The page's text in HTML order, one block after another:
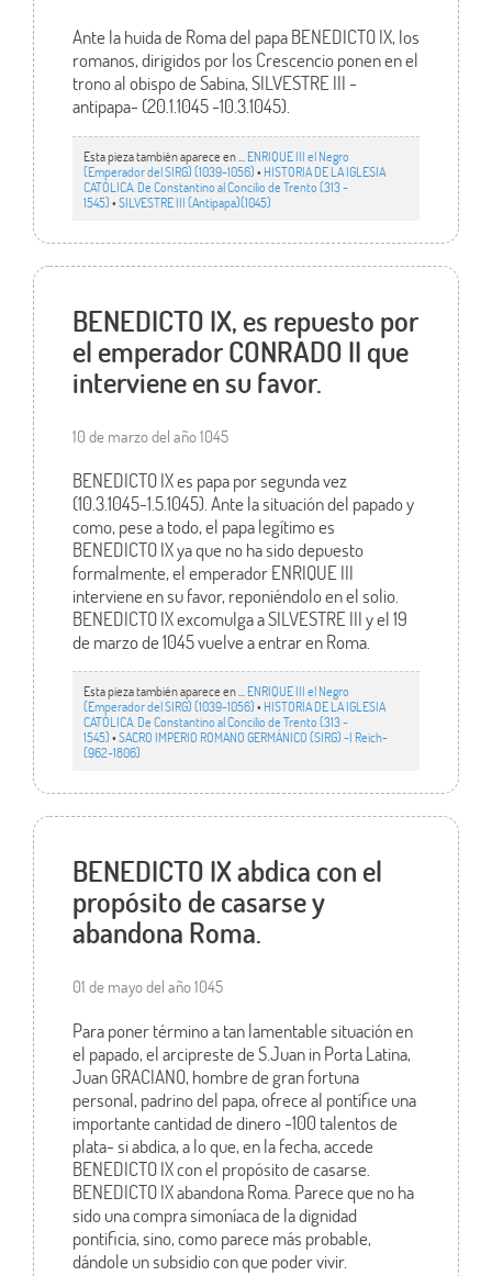
Ante la huida de Roma del papa BENEDICTO IX, los
romanos, dirigidos por los Crescencio ponen en el
trono al obispo de Sabina, SILVESTRE III -
antipapa- (20.1.1045 -10.3.1045).
Esta pieza también aparece en ... ENRIQUE III el Negro
(Emperador del SIRG) (1039-1056)• HISTORIA DE LA IGLESIA
CATÓLICA. De Constantino al Concilio de Trento (313 -
1545)•SILVESTRE III (Antipapa)(1045)
BENEDICTO IX, es repuesto por
el emperador CONRADO II que
interviene en su favor.
10 de marzo del año 1045
BENEDICTO IX es papa por segunda vez
(10.3.1045-1.5.1045). Ante la situación del papado y
como, pese a todo, el papa legítimo es
BENEDICTO IX ya que no ha sido depuesto
formalmente, el emperador ENRIQUE III
interviene en su favor, reponiéndolo en el solio.
BENEDICTO IX excomulga a SILVESTRE III y el 19
de marzo de 1045 vuelve a entrar en Roma.
Esta pieza también aparece en ... ENRIQUE III el Negro
(Emperador del SIRG) (1039-1056)• HISTORIA DE LA IGLESIA
CATÓLICA. De Constantino al Concilio de Trento (313 -
1545)•SACRO IMPERIO ROMANO GERMÁNICO (SIRG) -I Reich-
(962-1806)
BENEDICTO IX abdica con el
propósito de casarse y
abandona Roma.
01 de mayo del año 1045
Para poner término a tan lamentable situación en
el papado, el arcipreste de S.Juan in Porta Latina,
Juan GRACIANO, hombre de gran fortuna
personal, padrino del papa, ofrece al pontífice una
importante cantidad de dinero -100 talentos de
plata- si abdica, a lo que, en la fecha, accede
BENEDICTO IX con el propósito de casarse.
BENEDICTO IX abandona Roma. Parece que no ha
sido una compra simoníaca de la dignidad
pontificia, sino, como parece más probable,
dándole un subsidio con que poder vivir.